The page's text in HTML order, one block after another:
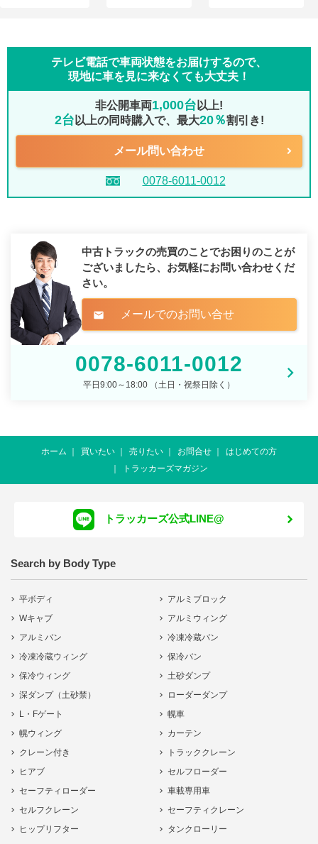
テレビ電話で車両状態をお届けするので、
現地に車を見に来なくても大丈夫！
非公開車両1,000台 以上!
2台 以上の同時購入で、最大20％割引き!
メール問い合わせ
0078-6011-0012
中古トラックの売買のことでお困りのことが
ございましたら、 お気軽にお問い合わせくだ
さい。
mail メールでのお問い合せ
0078-6011-0012
平日9:00～18:00 （土日・祝祭日除く）
ホーム 買いたい 売りたい お問合せ
はじめての方
トラッカーズマガジン
トラッカーズ公式LINE@
Search by Body Type
平ボディ
アルミブロック
Wキャブ
アルミウィング
アルミバン
冷凍冷蔵バン
冷凍冷蔵ウィング
保冷バン
保冷ウィング
土砂ダンプ
深ダンプ（土砂禁）
ローダーダンプ
L・Fゲート
幌車
幌ウィング
カーテン
クレーン付き
トラッククレーン
ヒアブ
セルフローダー
セーフティローダー
車載専用車
セルフクレーン
セーフティクレーン
ヒップリフター
タンクローリー